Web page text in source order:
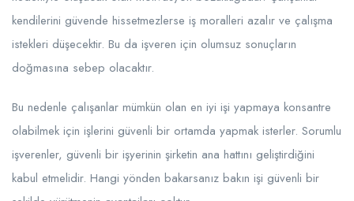
kendilerini güvende hissetmezlerse iş moralleri azalır ve çalışma
istekleri düşecektir. Bu da işveren için olumsuz sonuçların
doğmasına sebep olacaktır.
Bu nedenle çalışanlar mümkün olan en iyi işi yapmaya konsantre
olabilmek için işlerini güvenli bir ortamda yapmak isterler. Sorumlu
işverenler, güvenli bir işyerinin şirketin ana hattını geliştirdiğini
kabul etmelidir. Hangi yönden bakarsanız bakın işi güvenli bir